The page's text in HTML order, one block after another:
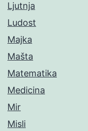
Ljutnja
Ludost
Majka
Mašta
Matematika
Medicina
Mir
Misli